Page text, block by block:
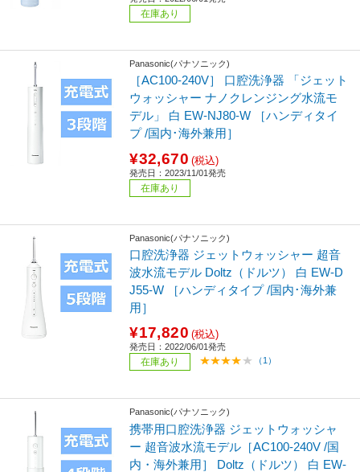
在庫あり
Panasonic(パナソニック)
［AC100-240V］ 口腔洗浄器 「ジェット
ウォッシャー ナノクレンジング水流モ
デル」 白 EW-NJ80-W ［ハンディタイ
プ /国内･海外兼用］
¥32,670 (税込)
発売日：2023/11/01発売
在庫あり
Panasonic(パナソニック)
口腔洗浄器 ジェットウォッシャー 超音
波水流モデル Doltz（ドルツ） 白 EW-D
J55-W ［ハンディタイプ /国内･海外兼
用］
¥17,820 (税込)
発売日：2022/06/01発売
在庫あり （1）
Panasonic(パナソニック)
携帯用口腔洗浄器 ジェットウォッシャ
ー 超音波水流モデル［AC100-240V /国
内・海外兼用］ Doltz（ドルツ） 白 EW-